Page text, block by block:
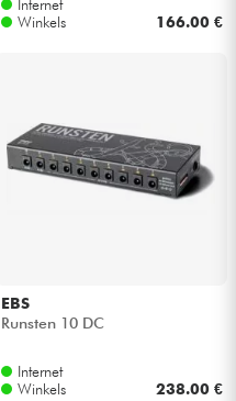
Internet
Winkels
166.00 €
EBS
Runsten 10 DC
Internet
Winkels
238.00 €